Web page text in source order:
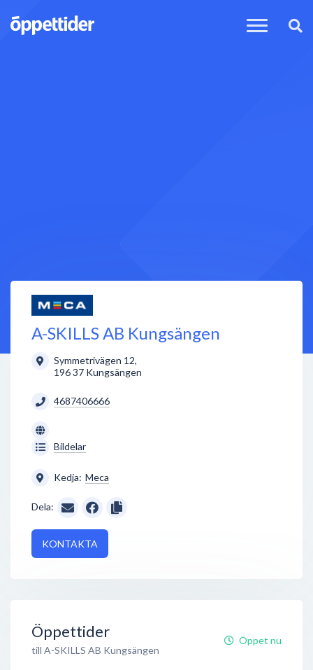
A-SKILLS AB Kungsängen
Symmetrivägen 12,
196 37 Kungsängen
4687406666
Bildelar
Kedja: Meca
Dela:
KONTAKTA
Öppettider
till A-SKILLS AB Kungsängen
Öppet nu